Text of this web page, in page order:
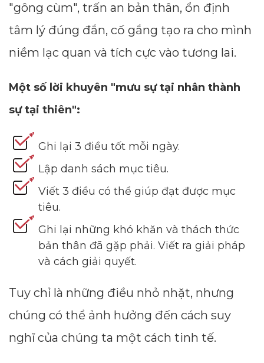
"gông cùm", trấn an bản thân, ổn định
tâm lý đúng đắn, cố gắng tạo ra cho mình
niềm lạc quan và tích cực vào tương lai.
Một số lời khuyên "mưu sự tại nhân thành
sự tại thiên":
Ghi lại 3 điều tốt mỗi ngày.
Lập danh sách mục tiêu.
Viết 3 điều có thể giúp đạt được mục
tiêu.
Ghi lại những khó khăn và thách thức
bản thân đã gặp phải. Viết ra giải pháp
và cách giải quyết.
Tuy chỉ là những điều nhỏ nhặt, nhưng
chúng có thể ảnh hưởng đến cách suy
nghĩ của chúng ta một cách tinh tế.